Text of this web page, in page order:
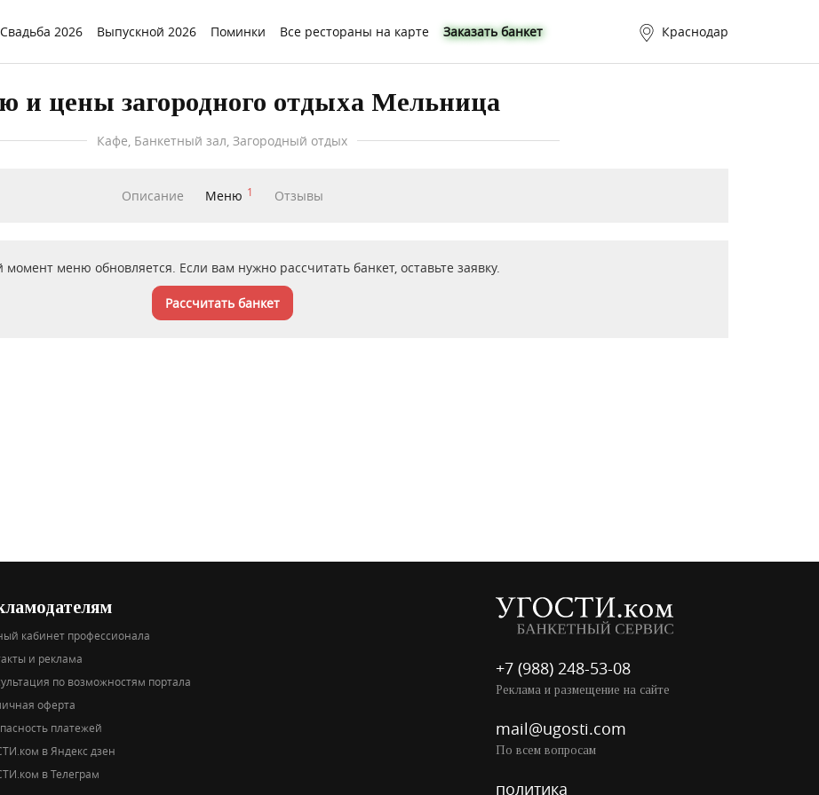
Свадьба 2026 Выпускной 2026 Поминки Все рестораны на карте Заказать банкет Краснодар
и цены загородного отдыха Мельница
Кафе, Банкетный зал, Загородный отдых
Описание Меню 1 Отзывы
меню обновляется. Если вам нужно рассчитать банкет, оставьте заявку.
Рассчитать банкет
кабинет профессионала
и реклама
по возможностям портала
оферта
платежей
в Яндекс дзен
в Телеграм
+7 (988) 248-53-08
Реклама и размещение на сайте
mail@ugosti.com
По всем вопросам
политика